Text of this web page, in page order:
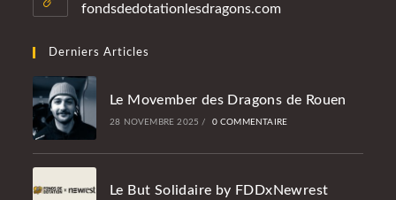
fondsdedotationlesdragons.com
Derniers Articles
Le Movember des Dragons de Rouen
28 NOVEMBRE 2025 / 0 COMMENTAIRE
Le But Solidaire by FDDxNewrest